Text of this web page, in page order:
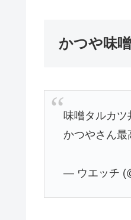
かつや味
味噌タルカツ
かつやさん最
— ウエッチ